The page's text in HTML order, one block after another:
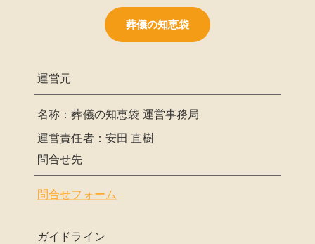
葬儀の知恵袋
運営元
名称：葬儀の知恵袋 運営事務局
運営責任者：安田 直樹
問合せ先
問合せフォーム
ガイドライン